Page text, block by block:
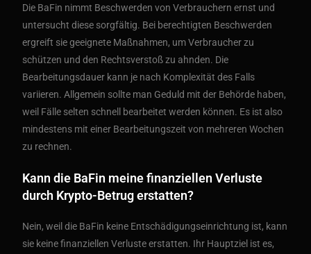
Die BaFin nimmt Beschwerden von Verbrauchern ernst und
untersucht diese sorgfältig. Bei berechtigten Beschwerden
ergreift sie geeignete Maßnahmen, um Verbraucher zu
schützen und den Rechtsverstoß zu ahnden. Die
Bearbeitungsdauer kann je nach Komplexität des Falls
variieren. Allgemein sollte man Geduld mit der Behörde haben,
weil Fälle selten schnell bearbeitet werden können. Es ist also
mindestens mit einer Bearbeitungszeit von mehreren Wochen
zu rechnen.
Kann die BaFin meine finanziellen Verluste
durch Krypto-Betrug erstatten?
Nein, weil die BaFin keine Entschädigungseinrichtung ist, kann
sie keine finanziellen Verluste erstatten. Ihr Hauptziel ist es,